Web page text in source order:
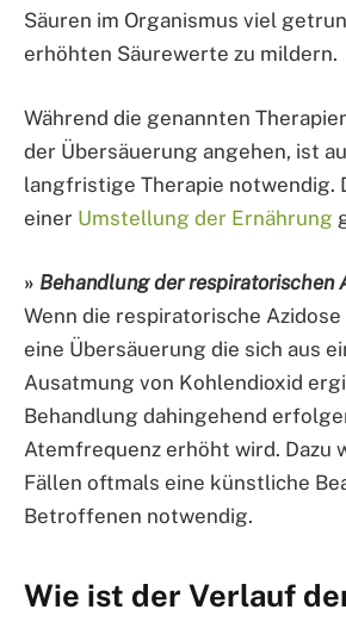
Säuren im Organismus viel
erhöhten Säurewerte zu mildern.
Während die genannten
der Übersäuerung angehen, ist
langfristige Therapie notwendig.
einer Umstellung der Ernährung
» Behandlung der respiratorischen
Wenn die respiratorische
eine Übersäuerung die sich aus
Ausatmung von Kohlendioxid
Behandlung dahingehend
Atemfrequenz erhöht wird. Dazu
Fällen oftmals eine künstliche
Betroffenen notwendig.
Wie ist der Verlauf